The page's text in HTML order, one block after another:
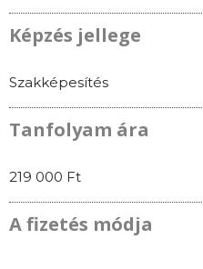
Képzés jellege
Szakképesítés
Tanfolyam ára
219 000 Ft
A fizetés módja